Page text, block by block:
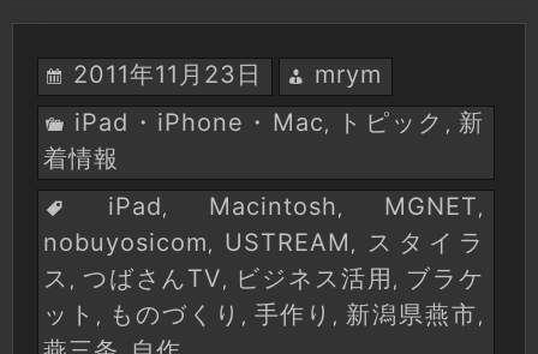
2011年11月23日
mrym
iPad・iPhone・Mac, トピック , 新
着情報
iPad, Macintosh, MGNET,
nobuyosicom, USTREAM , スタイラ
ス , つばさんTV, ビジネス活用 , ブラケ
ット , ものづくり , 手作り , 新潟県燕市 ,